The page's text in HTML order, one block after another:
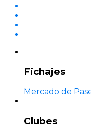
Fichajes
Mercado de
Clubes